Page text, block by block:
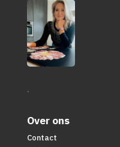
.
Over ons
Contact